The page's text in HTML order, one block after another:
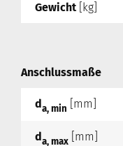
Gewicht [kg]
Anschlussmaße
da, min [mm]
da, max [mm]